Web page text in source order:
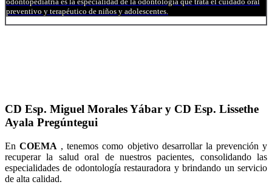
preventivo y terapéutico de niños y adolescentes.
CD Esp. Miguel Morales Yábar y CD Esp. Lissethe
Ayala Pregúntegui
EnCOEMA , tenemos como objetivo desarrollar la prevención y
recuperar la salud oral de nuestros pacientes, consolidando las
especialidades de odontología restauradora y brindando un servicio
de alta calidad.